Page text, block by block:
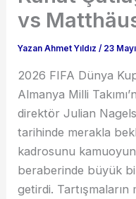
vs
Yazan Ahmet Yıldız/ 23
2026 FIFA Dünya
Almanya Milli
direktör Julian
tarihinde merakla
kadrosunu
beraberinde büyük bir
getirdi. Tartışmaların